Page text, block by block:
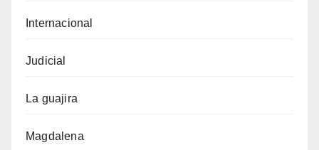
Internacional
Judicial
La guajira
Magdalena